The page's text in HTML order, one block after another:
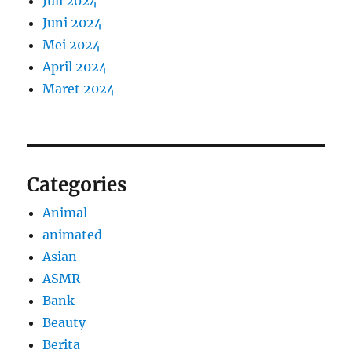
Juni 2024
Mei 2024
April 2024
Maret 2024
Categories
Animal
animated
Asian
ASMR
Bank
Beauty
Berita